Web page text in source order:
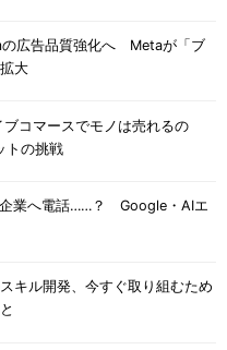
広告品質強化へ Metaが「ブ
大
コマースでモノは売れるの
トの挑戦
企業へ電話……？ Google・AIエ
キル開発、今すぐ取り組むため